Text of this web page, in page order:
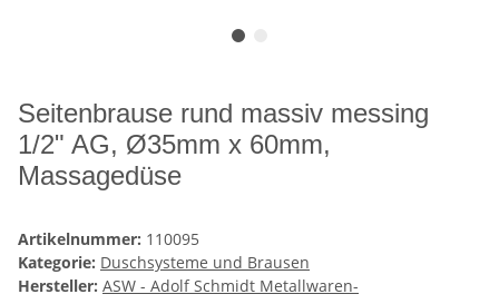
Seitenbrause rund massiv messing
1/2" AG, Ø35mm x 60mm,
Massagedüse
Artikelnummer: 110095
Kategorie: Duschsysteme und Brausen
Hersteller: ASW - Adolf Schmidt Metallwaren-